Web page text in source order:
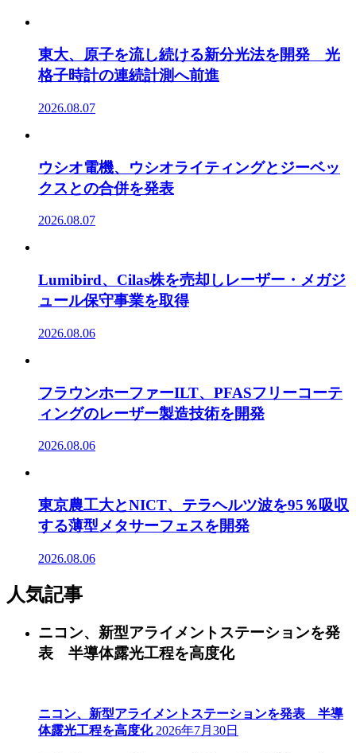
東大、原子を流し続ける新分光法を開発 光
格子時計の連続計測へ前進
2026.08.07
ウシオ電機、ウシオライティングとジーベッ
クスとの合併を発表
2026.08.07
Lumibird、Cilas株を売却しレーザー・メガジ
ュール保守事業を取得
2026.08.06
フラウンホーファーILT、PFASフリーコーテ
ィングのレーザー製造技術を開発
2026.08.06
東京農工大とNICT、テラヘルツ波を95％吸収
する薄型メタサーフェスを開発
2026.08.06
人気記事
ニコン、新型アライメントステーションを発
表 半導体露光工程を高度化
ニコン、新型アライメントステーションを発表 半導
体露光工程を高度化 2026年7月30日